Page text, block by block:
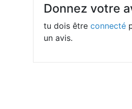
Donnez votre
tu dois êtreconnecté
un avis.